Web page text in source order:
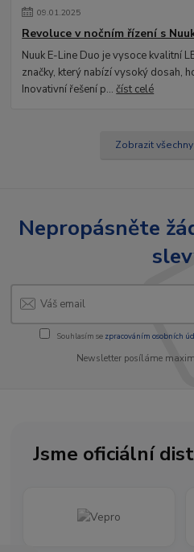
09.01.2025
Revoluce v nočním řízení s
Nuuk E-Line Duo je vysoce kvalitní
značky, který nabízí vysoký dosah,
Inovativní řešení p...číst celé
Zobrazit
Nepropásněte
Souhlasím se zpracováním osobních
Newsletter posíláme
Jsme oficiální